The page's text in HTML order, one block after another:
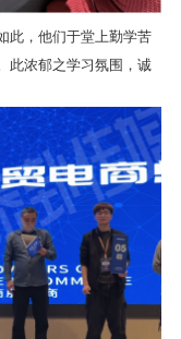
此，他们于堂上勤学苦
此浓郁之学习氛围，诚